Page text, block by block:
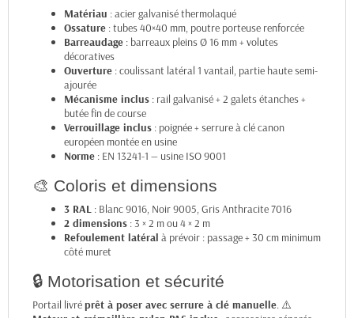
Matériau : acier galvanisé thermolaqué
Ossature : tubes 40×40 mm, poutre porteuse renforcée
Barreaudage : barreaux pleins Ø 16 mm + volutes
décoratives
Ouverture : coulissant latéral 1 vantail, partie haute semi-
ajourée
Mécanisme inclus : rail galvanisé + 2 galets étanches +
butée fin de course
Verrouillage inclus : poignée + serrure à clé canon
européen montée en usine
Norme : EN 13241-1 — usine ISO 9001
🎨 Coloris et dimensions
3 RAL : Blanc 9016, Noir 9005, Gris Anthracite 7016
2 dimensions : 3 × 2 m ou 4 × 2 m
Refoulement latéral à prévoir : passage + 30 cm minimum
côté muret
🔒 Motorisation et sécurité
Portail livréprêt à poser avec serrure à clé manuelle. ⚠️